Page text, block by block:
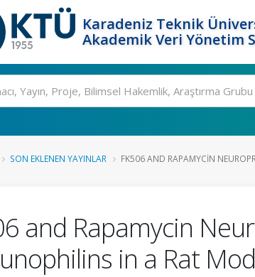
Karadeniz Teknik
Akademik Veri Yönetim
SON EKLENEN YAYINLAR FK506 AND RAPAMYCIN
and Rapamycin
in a Rat